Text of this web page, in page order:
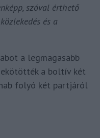
szóval érthető
és a
a legmagasabb
a boltív két
folyó két partjáról